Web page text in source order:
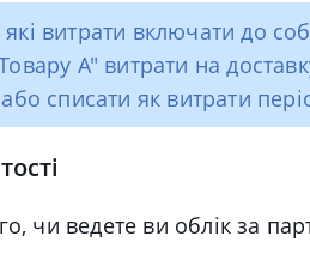
витрати включати до
А" витрати на
списати як витрати
чи ведете ви облік за